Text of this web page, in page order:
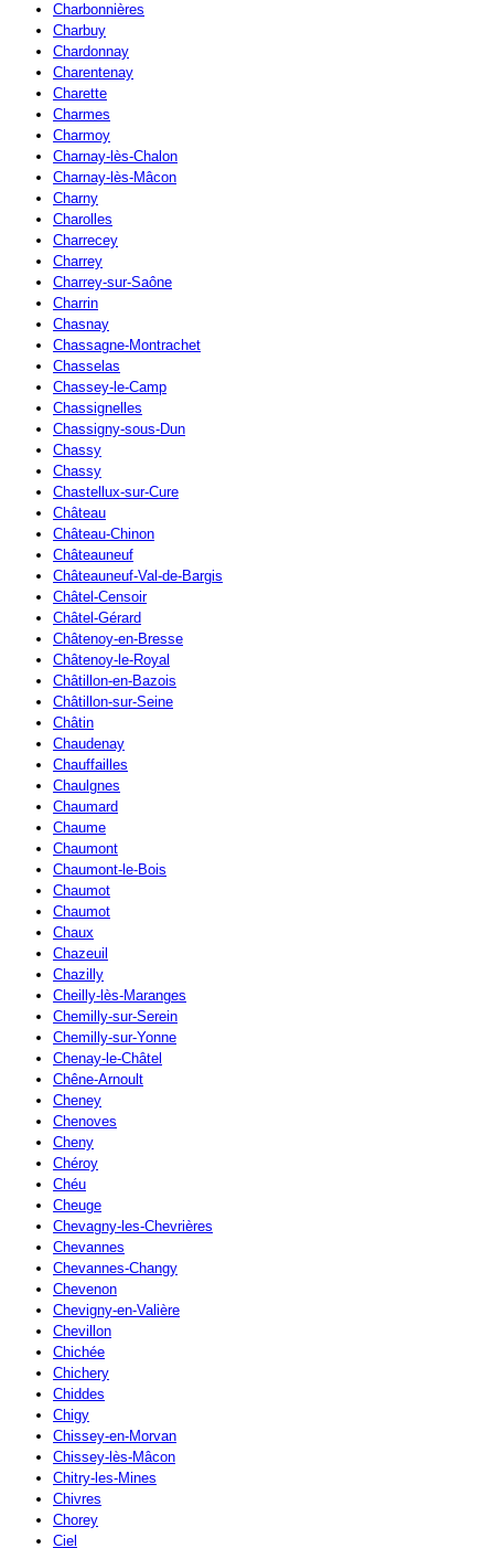
Charbonnières
Charbuy
Chardonnay
Charentenay
Charette
Charmes
Charmoy
Charnay-lès-Chalon
Charnay-lès-Mâcon
Charny
Charolles
Charrecey
Charrey
Charrey-sur-Saône
Charrin
Chasnay
Chassagne-Montrachet
Chasselas
Chassey-le-Camp
Chassignelles
Chassigny-sous-Dun
Chassy
Chassy
Chastellux-sur-Cure
Château
Château-Chinon
Châteauneuf
Châteauneuf-Val-de-Bargis
Châtel-Censoir
Châtel-Gérard
Châtenoy-en-Bresse
Châtenoy-le-Royal
Châtillon-en-Bazois
Châtillon-sur-Seine
Châtin
Chaudenay
Chauffailles
Chaulgnes
Chaumard
Chaume
Chaumont
Chaumont-le-Bois
Chaumot
Chaumot
Chaux
Chazeuil
Chazilly
Cheilly-lès-Maranges
Chemilly-sur-Serein
Chemilly-sur-Yonne
Chenay-le-Châtel
Chêne-Arnoult
Cheney
Chenoves
Cheny
Chéroy
Chéu
Cheuge
Chevagny-les-Chevrières
Chevannes
Chevannes-Changy
Chevenon
Chevigny-en-Valière
Chevillon
Chichée
Chichery
Chiddes
Chigy
Chissey-en-Morvan
Chissey-lès-Mâcon
Chitry-les-Mines
Chivres
Chorey
Ciel